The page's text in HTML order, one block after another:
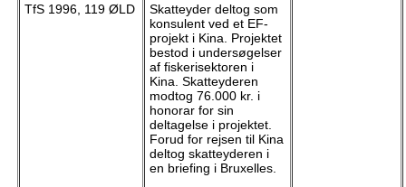
TfS 1996, 119 ØLD
Skatteyder deltog som
konsulent ved et EF-
projekt i Kina. Projektet
bestod i undersøgelser
af fiskerisektoren i
Kina. Skatteyderen
modtog 76.000 kr. i
honorar for sin
deltagelse i projektet.
Forud for rejsen til Kina
deltog skatteyderen i
en briefing i Bruxelles.